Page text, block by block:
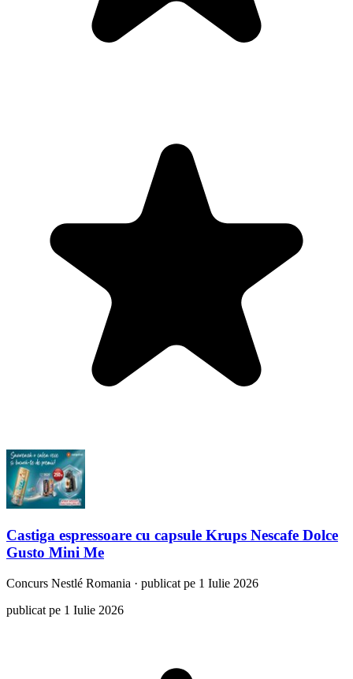
Castiga espressoare cu capsule Krups Nescafe Dolce
Gusto Mini Me
Concurs Nestlé Romania · publicat pe 1 Iulie 2026
publicat pe 1 Iulie 2026